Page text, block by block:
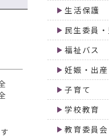
生活保護
民生委員
福祉バス
妊娠・出産
子育て
学校教育
教育委員会